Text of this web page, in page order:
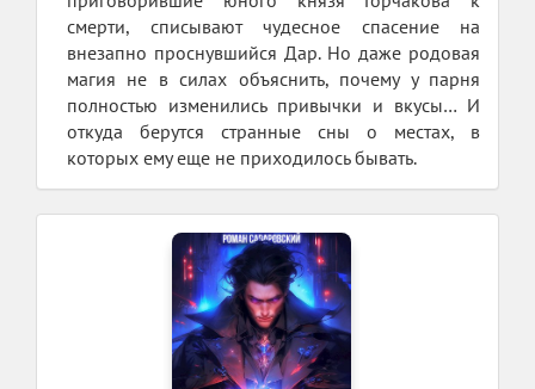
смерти, списывают чудесное спасение на
внезапно проснувшийся Дар. Но даже родовая
магия не в силах объяснить, почему у парня
полностью изменились привычки и вкусы… И
откуда берутся странные сны о местах, в
которых ему еще не приходилось бывать.